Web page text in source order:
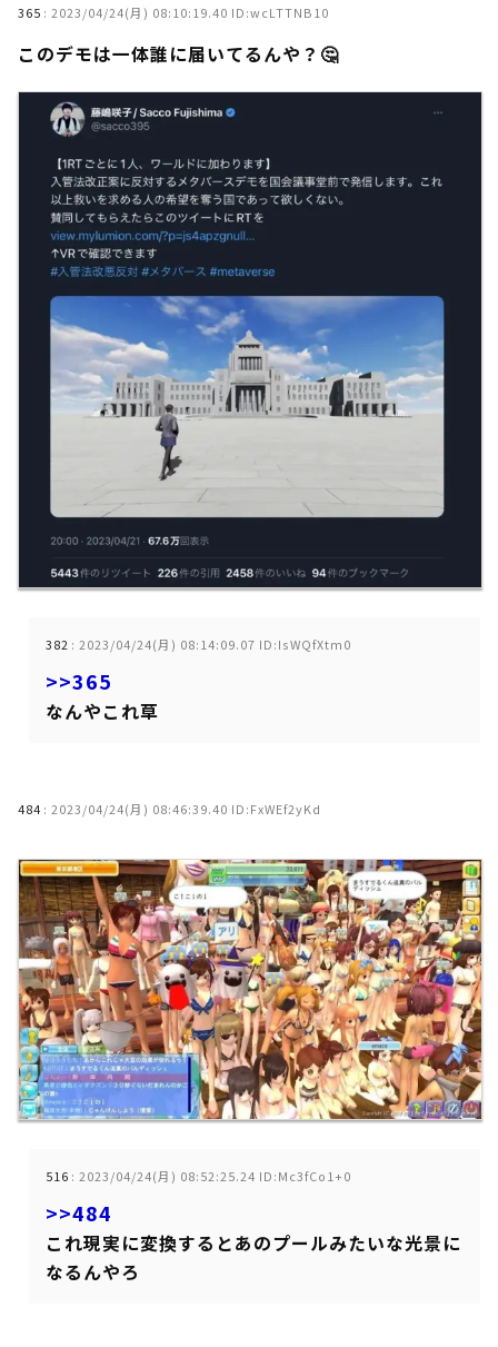
365 : 2023/04/24(月) 08:10:19.40 ID:wcLTTNB10
このデモは一体誰に届いてるんや？🤔
382 : 2023/04/24(月) 08:14:09.07 ID:IsWQfXtm0
>>365
なんやこれ草
484 : 2023/04/24(月) 08:46:39.40 ID:FxWEf2yKd
516 : 2023/04/24(月) 08:52:25.24 ID:Mc3fCo1+0
>>484
これ現実に変換するとあのプールみたいな光景に
なるんやろ